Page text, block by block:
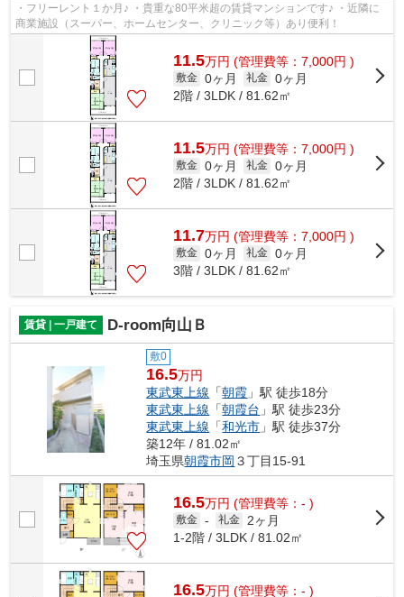
・フリーレント１か月♪ ・貴重な80平米超の賃貸マンションです♪ ・近隣に
商業施設（スーパー、ホームセンター、クリニック等）あり便利！
11.5万円 (管理費等：7,000円 )
敷金 0ヶ月 礼金 0ヶ月
2階 / 3LDK / 81.62㎡
11.5万円 (管理費等：7,000円 )
敷金 0ヶ月 礼金 0ヶ月
2階 / 3LDK / 81.62㎡
11.7万円 (管理費等：7,000円 )
敷金 0ヶ月 礼金 0ヶ月
3階 / 3LDK / 81.62㎡
賃貸 | 一戸建て D-room向山Ｂ
敷0
16.5万円
東武東上線 「朝霞 」駅 徒歩18分
東武東上線 「朝霞台 」駅 徒歩23分
東武東上線 「和光市 」駅 徒歩37分
築12年 / 81.02㎡
埼玉県朝霞市岡 ３丁目15-91
16.5万円 (管理費等：- )
敷金 - 礼金
2ヶ月
1-2階 / 3LDK / 81.02㎡
16.5万円 (管理費等：- )